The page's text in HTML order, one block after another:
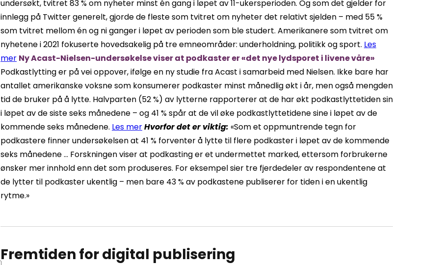
undersøkt, tvitret 83 % om nyheter minst én gang i løpet av 11-ukersperioden. Og som det gjelder for
innlegg på Twitter generelt, gjorde de fleste som tvitret om nyheter det relativt sjelden – med 55 %
som tvitret mellom én og ni ganger i løpet av perioden som ble studert. Amerikanere som tvitret om
nyhetene i 2021 fokuserte hovedsakelig på tre emneområder: underholdning, politikk og sport. Les
mer Ny Acast-Nielsen-undersøkelse viser at podkaster er «det nye lydsporet i livene våre»
Podkastlytting er på vei oppover, ifølge en ny studie fra Acast i samarbeid med Nielsen. Ikke bare har
antallet amerikanske voksne som konsumerer podkaster minst månedlig økt i år, men også mengden
tid de bruker på å lytte. Halvparten (52 %) av lytterne rapporterer at de har økt podkastlyttetiden sin
i løpet av de siste seks månedene – og 41 % spår at de vil øke podkastlyttetidene sine i løpet av de
kommende seks månedene. Les merHvorfor det er viktig: «Som et oppmuntrende tegn for
podkastere finner undersøkelsen at 41 % forventer å lytte til flere podkaster i løpet av de kommende
seks månedene ... Forskningen viser at podkasting er et undermettet marked, ettersom forbrukerne
ønsker mer innhold enn det som produseres. For eksempel sier tre fjerdedeler av respondentene at
de lytter til podkaster ukentlig – men bare 43 % av podkastene publiserer for tiden i en ukentlig
rytme.»
Fremtiden for digital publisering